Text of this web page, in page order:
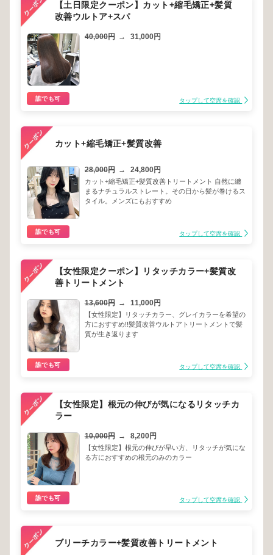
【土日限定クーポン】カット+縮毛矯正+髪質
改善ウルトア+スパ
40,000円 → 31,000円
誰でも可 タップして空席を確認
カット+縮毛矯正+髪質改善
28,000円 → 24,800円
カット+縮毛矯正+髪質改善トリートメント 自然に纏
まるナチュラルストレート。その日から髪が巻けるス
タイル。メンズにもおすすめ
誰でも可 タップして空席を確認
【女性限定クーポン】リタッチカラー+髪質改
善トリートメント
13,600円 → 11,000円
【女性限定】リタッチカラー、グレイカラーを希望の
方におすすめ!!髪質改善ウルトアトリートメントで髪
質が生き返ります
誰でも可 タップして空席を確認
【女性限定】根元の伸びが気になるリタッチカ
ラー
10,000円 → 8,200円
【女性限定】根元の伸びが早い方、リタッチが気にな
る方におすすめの根元のみのカラー
誰でも可 タップして空席を確認
ブリーチカラー+髪質改善トリートメント